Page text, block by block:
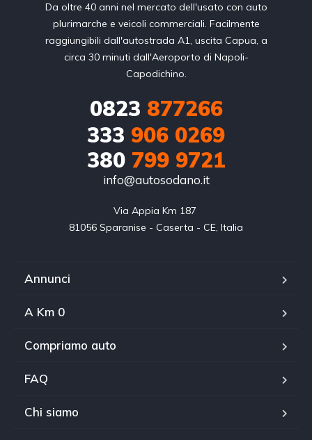
Da oltre 40 anni nel mercato dell'usato con auto
plurimarche e veicoli commerciali. Facilmente
raggiungibili dall'autostrada A1, uscita Capua, a
circa 30 minuti dall'Aeroporto di Napoli-
Capodichino.
0823 877266
333 906 0269
380799 9721
info@autosodano.it
Via Appia Km 187
81056 Sparanise - Caserta - CE, Italia
Annunci
A Km 0
Compriamo auto
FAQ
Chi siamo